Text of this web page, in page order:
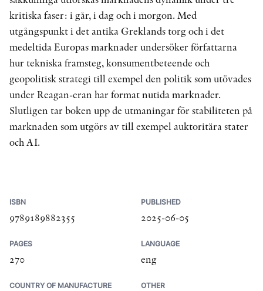
kritiska faser: i går, i dag och i morgon. Med
utgångspunkt i det antika Greklands torg och i det
medeltida Europas marknader undersöker författarna
hur tekniska framsteg, konsumentbeteende och
geopolitisk strategi till exempel den politik som utövades
under Reagan-eran har format nutida marknader.
Slutligen tar boken upp de utmaningar för stabiliteten på
marknaden som utgörs av till exempel auktoritära stater
och AI.
ISBN
9789189882355
PUBLISHED
2025-06-05
PAGES
270
LANGUAGE
eng
COUNTRY OF MANUFACTURE OTHER